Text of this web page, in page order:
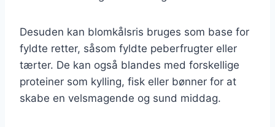
Desuden kan blomkålsris bruges som base for
fyldte retter, såsom fyldte peberfrugter eller
tærter. De kan også blandes med forskellige
proteiner som kylling, fisk eller bønner for at
skabe en velsmagende og sund middag.